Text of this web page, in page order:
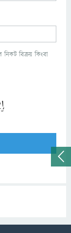
বিক্রয় কিংবা